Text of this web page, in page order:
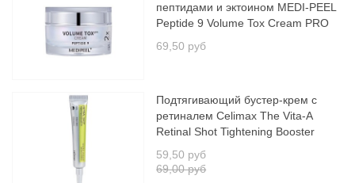
пептидами и эктоином MEDI-PEEL
Peptide 9 Volume Tox Cream PRO
69,50 руб
Подтягивающий бустер-крем с
ретиналем Celimax The Vita-A
Retinal Shot Tightening Booster
69,00 руб
59,50 руб